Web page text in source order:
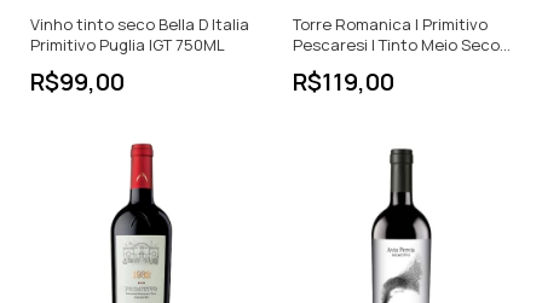
Vinho tinto seco Bella D Italia
Primitivo Puglia IGT 750ML
R$99,00
Torre Romanica | Primitivo
Pescaresi | Tinto Meio Seco |
750ml
R$119,00